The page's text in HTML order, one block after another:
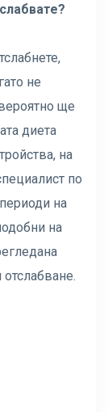
не
ще
диета
на
по
на
на